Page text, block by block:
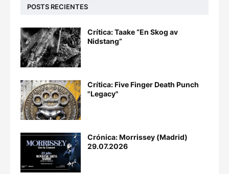
POSTS RECIENTES
Crítica: Taake “En Skog av
Nidstang”
Crítica: Five Finger Death Punch
"Legacy"
Crónica: Morrissey (Madrid)
29.07.2026